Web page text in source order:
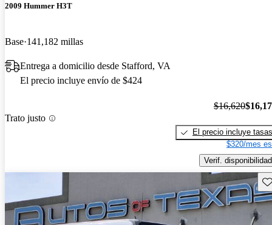
2009 Hummer H3T
Base 141,182 millas
Entrega a domicilio desde Stafford, VA
El precio incluye envío de $424
Trato justo
$16,620
El precio incluye tasas
$320/mes
Verif. disponibilidad